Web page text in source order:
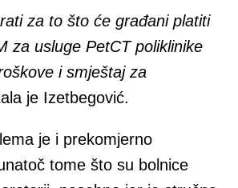
za to što će građani platiti
za usluge PetCT poliklinike
i smještaj za
je Izetbegović.
je i prekomjerno
tome što su bolnice